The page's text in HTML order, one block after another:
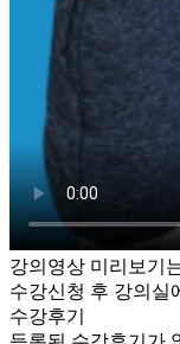
강의영상 미리보기
수강신청 후 강의실
수강후기